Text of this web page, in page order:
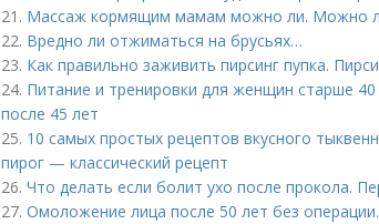
21. Массаж кормящим мамам можно ли. Можно
22. Вредно ли отжиматься на брусьях…
23. Как правильно заживить пирсинг пупка.
24. Питание и тренировки для женщин старше
после 45 лет
25. 10 самых простых рецептов вкусного
пирог — классический рецепт
26. Что делать если болит ухо после прокола.
27. Омоложение лица после 50 лет без